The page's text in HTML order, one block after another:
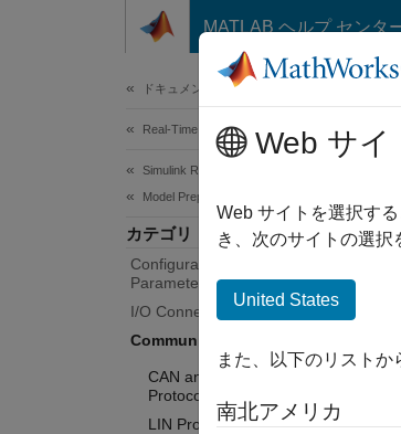
コンテンツへスキップ
MATLAB ヘルプ センタ
ドキュメンテーションのホーム
Real-Time Simulation and Testing
Simulink Real-Time
Model Preparation for Real-Time Execution
カテゴリ
Configuration Parameters, Block
Parameters, and Inport Data
I/O Connectivity Blocks
Communication Protocol Blocks
CAN and CAN-FD Message (CAN)
Protocol Blocks
LIN Protocol Blocks
Web サイ
Web サイトを選択す
き、次のサイトの選択
United States
また、以下のリストか
南北アメリカ